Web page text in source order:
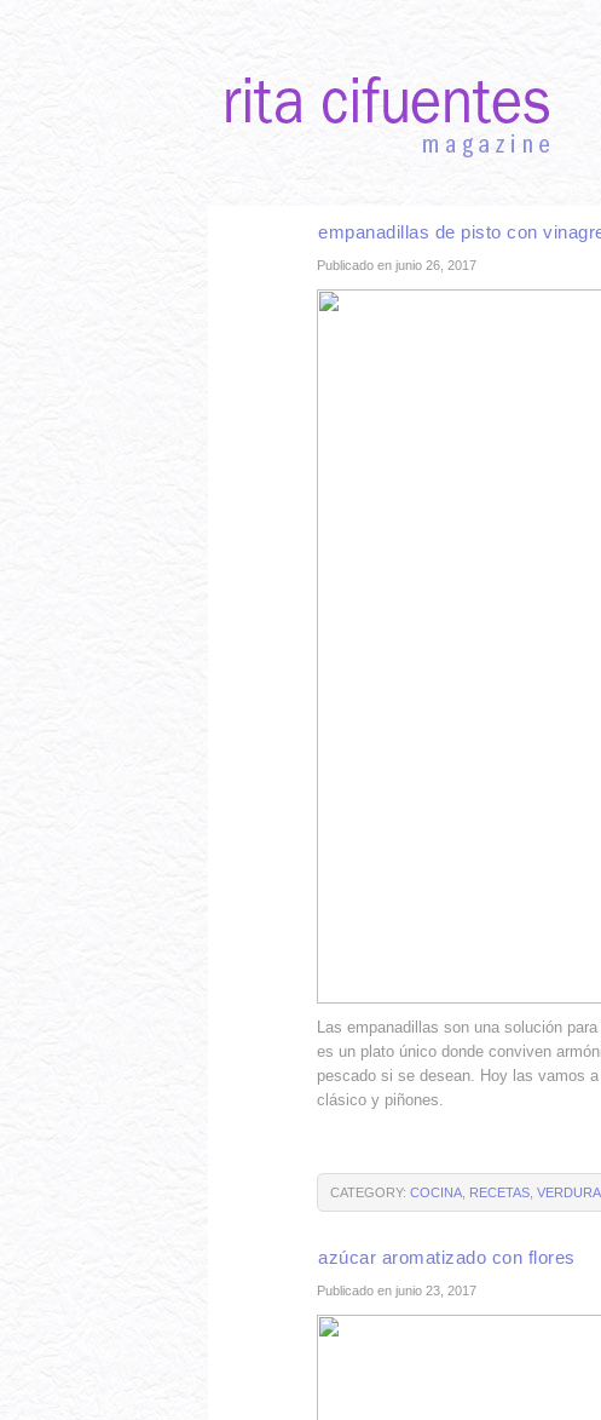
empanadillas de pisto con
Publicado en junio 26, 2017
Las empanadillas son una solución
es un plato único donde conviven
pescado si se desean. Hoy las vamos
clásico y piñones.
CATEGORY: COCINA RECETAS
azúcar aromatizado con flores
Publicado en junio 23, 2017